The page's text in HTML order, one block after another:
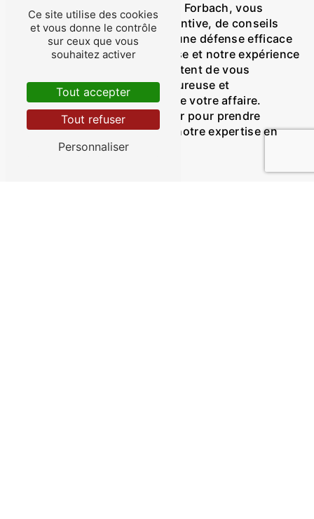
besoins en droit de la famille à Forbach, vous
bénéficierez d'une écoute attentive, de conseils
juridiques personnalisés et d'une défense efficace
de vos intérêts. Notre expertise et notre expérience
dans ce domaine nous permettent de vous
accompagner de manière rigoureuse et
professionnelle tout au long de votre affaire.
N'hésitez pas à nous contacter pour prendre
rendez-vous et bénéficier de notre expertise en
droit de la famille à Forbach.
Ce site utilise des cookies
et vous donne le contrôle
sur ceux que vous
souhaitez activer
Tout accepter
Tout refuser
Personnaliser